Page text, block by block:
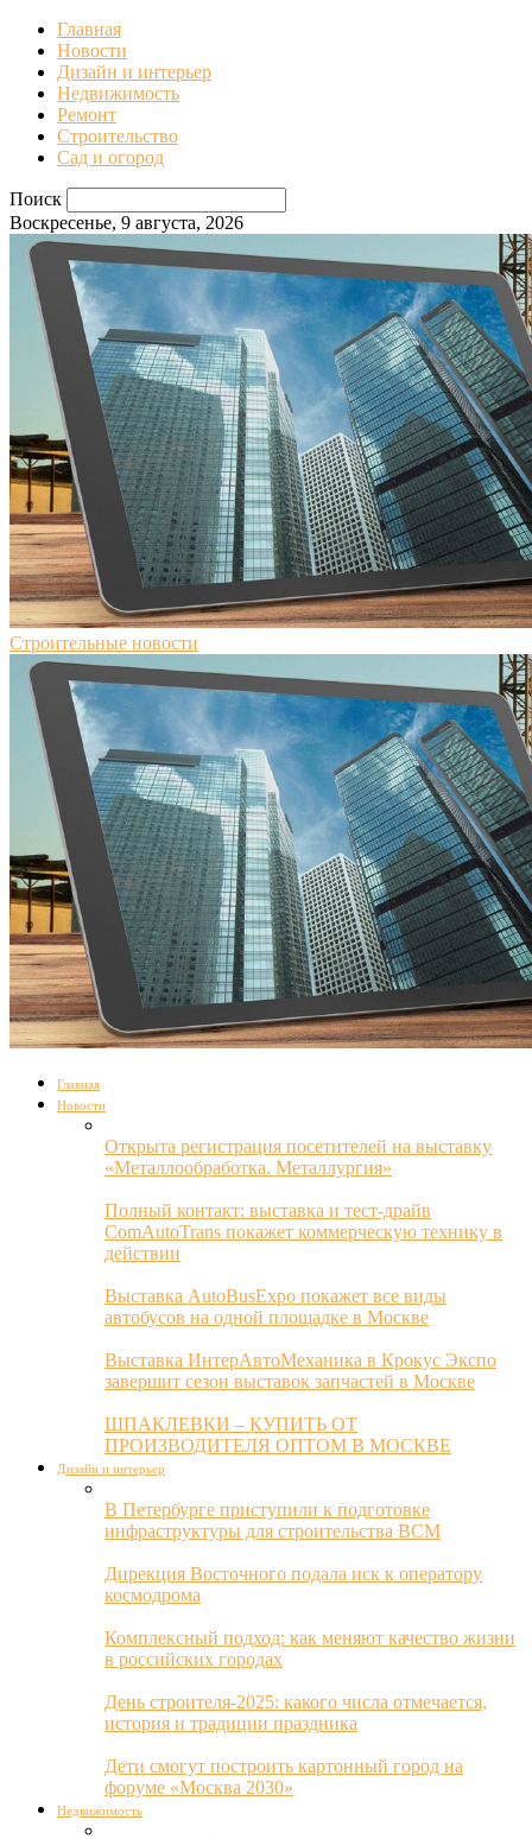
Главная
Новости
Дизайн и интерьер
Недвижимость
Ремонт
Строительство
Сад и огород
Поиск
Воскресенье, 9 августа, 2026
Строительные новости
Главная
Новости
Открыта регистрация посетителей на выставку
«Металлообработка. Металлургия»
Полный контакт: выставка и тест-драйв
ComAutoTrans покажет коммерческую технику в
действии
Выставка AutoBusExpo покажет все виды
автобусов на одной площадке в Москве
Выставка ИнтерАвтоМеханика в Крокус Экспо
завершит сезон выставок запчастей в Москве
ШПАКЛЕВКИ – КУПИТЬ ОТ
ПРОИЗВОДИТЕЛЯ ОПТОМ В МОСКВЕ
Дизайн и интерьер
В Петербурге приступили к подготовке
инфраструктуры для строительства ВСМ
Дирекция Восточного подала иск к оператору
космодрома
Комплексный подход: как меняют качество жизни
в российских городах
День строителя-2025: какого числа отмечается,
история и традиции праздника
Дети смогут построить картонный город на
форуме «Москва 2030»
Недвижимость